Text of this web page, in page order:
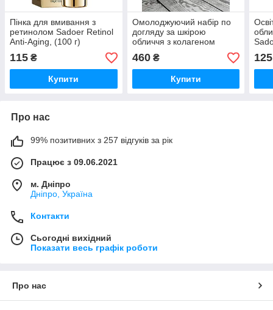
Пінка для вмивання з
ретинолом Sadoer Retinol
Anti-Aging, (100 г)
115 ₴
Купити
Омолоджуючий набір по
догляду за шкірою
обличчя з колагеном
Sadoer 4в1 (пінка, крем,
сиворотка, крем під очі)
460₴
Купити
125
Про нас
99% позитивних з 257 відгуків за рік
Працює з 09.06.2021
м. Дніпро
Дніпро, Україна
Контакти
Сьогодні вихідний
Показати весь графік роботи
Про нас